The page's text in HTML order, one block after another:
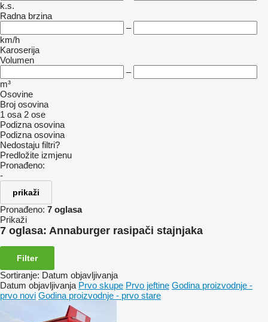
k.s.
Radna brzina
–
km/h
Karoserija
Volumen
–
m³
Osovine
Broj osovina
1 osa 2 ose
Podizna osovina
Podizna osovina
Nedostaju filtri?
Predložite izmjenu
Pronađeno:
-
prikaži
Pronađeno: 7 oglasa
Prikaži
7 oglasa: Annaburger rasipači stajnjaka
Filter
Sortiranje: Datum objavljivanja
Datum objavljivanja Prvo skupe Prvo jeftine Godina proizvodnje -
prvo novi Godina proizvodnje - prvo stare